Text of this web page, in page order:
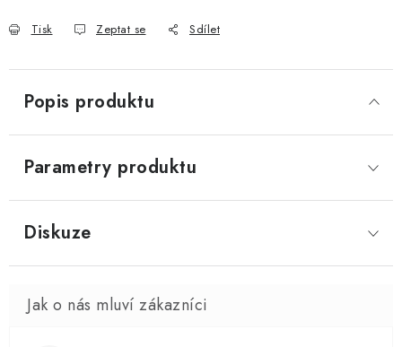
Tisk Zeptat se Sdílet
Popis produktu
Parametry produktu
Diskuze